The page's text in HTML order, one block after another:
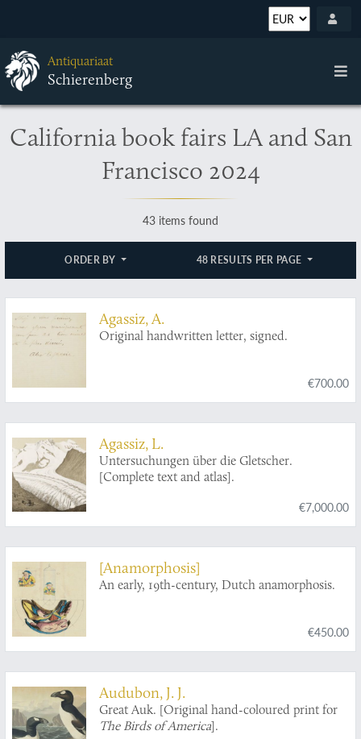
Antiquariaat
Schierenberg
California book fairs LA and San
Francisco 2024
43 items found
ORDER BY 48 RESULTS PER PAGE
Agassiz, A.
Original handwritten letter, signed.
€700.00
Agassiz, L.
Untersuchungen über die Gletscher.
[Complete text and atlas].
€7,000.00
[Anamorphosis]
An early, 19th-century, Dutch anamorphosis.
€450.00
Audubon, J. J.
Great Auk. [Original hand-coloured print for
The Birds of America].